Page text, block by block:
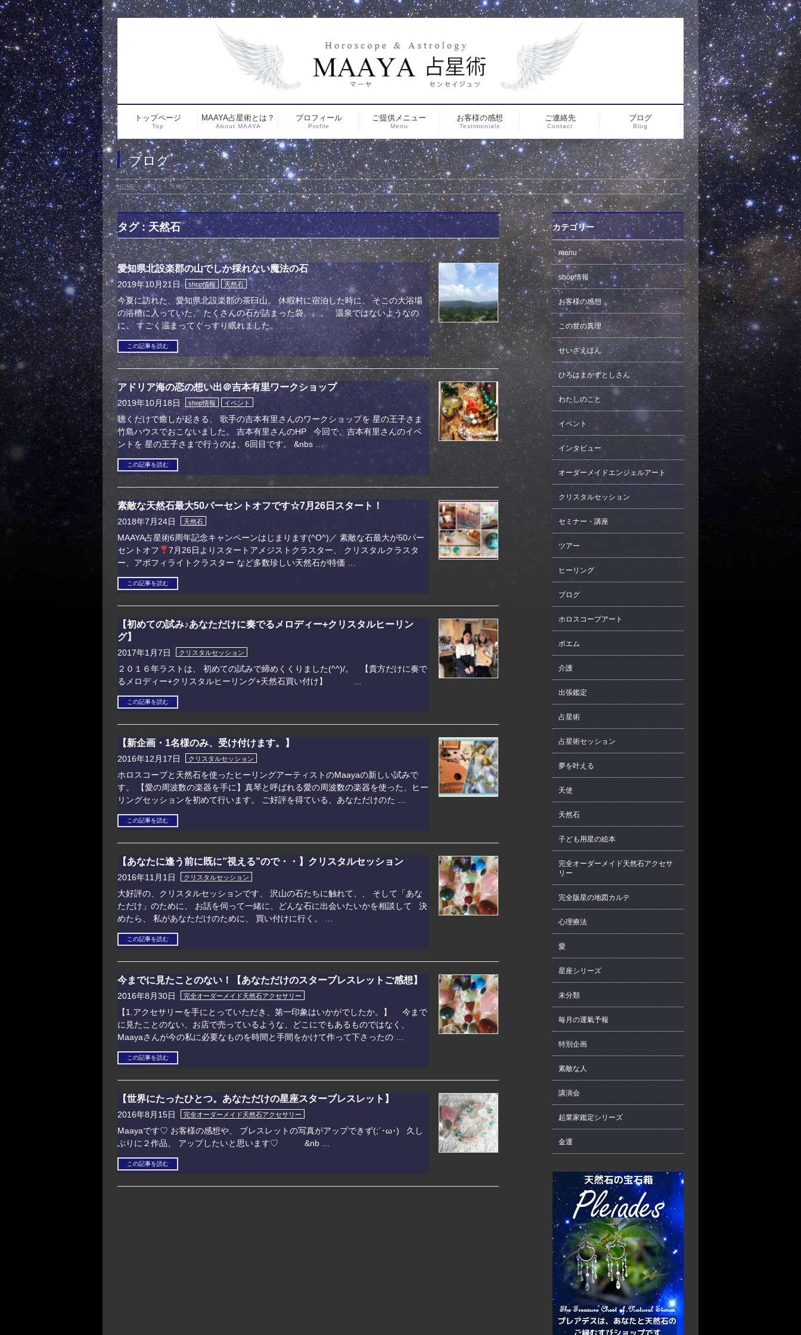
トップページ
Top
MAAYA占星術とは？
About MAAYA
プロフィール
Profile
ご提供メニュー
Menu
お客様の感想
Testimonials
ご連絡先
Contact
ブログ
Blog
ブログ
HOME» ブログ» 天然石
タグ : 天然石
愛知県北設楽郡の山でしか採れない魔法の石
2019年10月21日 shop情報 天然石
今夏に訪れた、愛知県北設楽郡の茶臼山。 休暇村に宿泊した時に、 そこの大浴場
の浴槽に入っていた、 たくさんの石が詰まった袋。。。 温泉ではないようなの
に、 すごく温まってぐっすり眠れました。 …
この記事を読む
アドリア海の恋の想い出＠吉本有里ワークショップ
2019年10月18日 shop情報 イベント
聴くだけで癒しが起きる、 歌手の吉本有里さんのワークショップを 星の王子さま
竹島ハウスでおこないました。 吉本有里さんのHP 今回で、吉本有里さんのイベ
ントを 星の王子さまで行うのは、6回目です。 &nbs …
この記事を読む
素敵な天然石最大50パーセントオフです☆7月26日スタート！
2018年7月24日 天然石
MAAYA占星術6周年記念キャンペーンはじまります(^O^)／ 素敵な石最大が50パー
セントオフ
7月26日よりスタートアメジストクラスター、 クリスタルクラスタ
ー、アポフィライトクラスター など多数珍しい天然石が特価 …
この記事を読む
【初めての試み♪あなただけに奏でるメロディー+クリスタルヒーリン
グ】
2017年1月7日 クリスタルセッション
２０１６年ラストは、 初めての試みで締めくくりました(^^)/。 【貴方だけに奏で
るメロディー+クリスタルヒーリング+天然石買い付け】 …
この記事を読む
【新企画・1名様のみ、受け付けます。】
2016年12月17日 クリスタルセッション
ホロスコープと天然石を使ったヒーリングアーティストのMaayaの新しい試みで
す。 【愛の周波数の楽器を手に】真琴と呼ばれる愛の周波数の楽器を使った、ヒー
リングセッションを初めて行います。 ご好評を得ている、あなただけのた …
この記事を読む
【あなたに逢う前に既に”視える”ので・・】クリスタルセッション
2016年11月1日 クリスタルセッション
大好評の、クリスタルセッションです、 沢山の石たちに触れて、、 そして「あな
ただけ」のために、 お話を伺って一緒に、どんな石に出会いたいかを相談して 決
めたら、 私があなただけのために、 買い付けに行く。 …
この記事を読む
今までに見たことのない！【あなただけのスターブレスレットご感想】
2016年8月30日 完全オーダーメイド天然石アクセサリー
【1.アクセサリーを手にとっていただき、第一印象はいかがでしたか。】 今まで
に見たことのない、お店で売っているような、どこにでもあるものではなく、
Maayaさんが今の私に必要なものを時間と手間をかけて作って下さったの …
この記事を読む
【世界にたったひとつ。あなただけの星座スターブレスレット】
2016年8月15日 完全オーダーメイド天然石アクセサリー
Maayaです♡ お客様の感想や、 ブレスレットの写真がアップできず(;´･ω･) 久し
ぶりに２作品、 アップしたいと思います♡ &nb …
この記事を読む
カテゴリー
menu
shop情報
お客様の感想
この世の真理
せいざえほん
ひろはまかずとしさん
わたしのこと
イベント
インタビュー
オーダーメイドエンジェルアート
クリスタルセッション
セミナー・講座
ツアー
ヒーリング
ブログ
ホロスコープアート
ポエム
介護
出張鑑定
占星術
占星術セッション
夢を叶える
天使
天然石
子ども用星の絵本
完全オーダーメイド天然石アクセサ
リー
完全版星の地図カルテ
心理療法
愛
星座シリーズ
未分類
毎月の運氣予報
特別企画
素敵な人
講演会
起業家鑑定シリーズ
金運